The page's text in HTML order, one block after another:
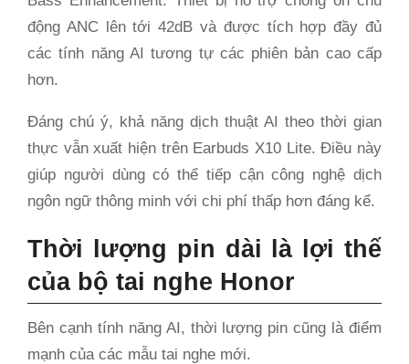
động ANC lên tới 42dB và được tích hợp đầy đủ
các tính năng AI tương tự các phiên bản cao cấp
hơn.
Đáng chú ý, khả năng dịch thuật AI theo thời gian
thực vẫn xuất hiện trên Earbuds X10 Lite. Điều này
giúp người dùng có thể tiếp cận công nghệ dịch
ngôn ngữ thông minh với chi phí thấp hơn đáng kể.
Thời lượng pin dài là lợi thế
của bộ tai nghe Honor
Bên cạnh tính năng AI, thời lượng pin cũng là điểm
mạnh của các mẫu tai nghe mới.